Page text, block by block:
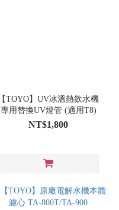
【TOYO】UV冰溫熱飲水機
專用替換UV燈管 (適用T8)
NT$1,800